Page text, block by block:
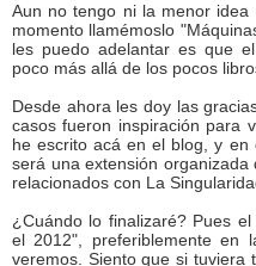
Aun no tengo ni la menor
momento llamémoslo
les puedo adelantar es que
poco más allá de los pocos
Desde ahora les doy las
casos fueron inspiración para
he escrito acá en el blog, y en
será una extensión
relacionados con La
¿Cuándo lo finalizaré? Pues
el 2012", preferiblemente en
veremos. Siento que si tuviera